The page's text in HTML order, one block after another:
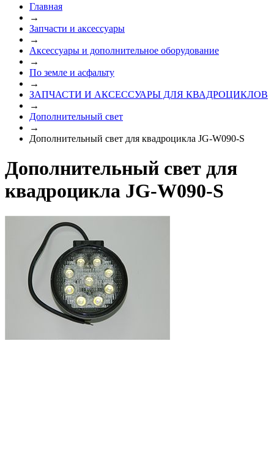
Главная
→
Запчасти и аксессуары
→
Аксессуары и дополнительное оборудование
→
По земле и асфальту
→
ЗАПЧАСТИ И АКСЕССУАРЫ ДЛЯ КВАДРОЦИКЛОВ
→
Дополнительный свет
→
Дополнительный свет для квадроцикла JG-W090-S
Дополнительный свет для
квадроцикла JG-W090-S